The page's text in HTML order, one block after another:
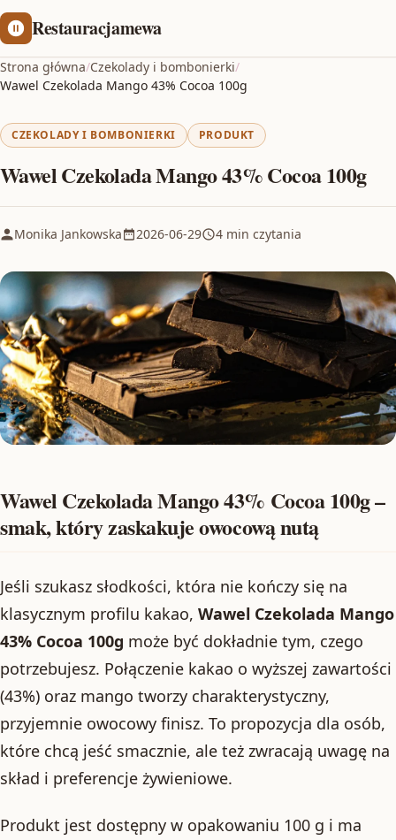
Restauracjamewa
Strona główna/Czekolady i bombonierki/
Wawel Czekolada Mango 43% Cocoa 100g
CZEKOLADY I BOMBONIERKI PRODUKT
Wawel Czekolada Mango 43% Cocoa 100g
Monika Jankowska 2026-06-29 4 min czytania
Wawel Czekolada Mango 43% Cocoa 100g –
smak, który zaskakuje owocową nutą
Jeśli szukasz słodkości, która nie kończy się na
klasycznym profilu kakao, Wawel Czekolada Mango
43% Cocoa 100g może być dokładnie tym, czego
potrzebujesz. Połączenie kakao o wyższej zawartości
(43%) oraz mango tworzy charakterystyczny,
przyjemnie owocowy finisz. To propozycja dla osób,
które chcą jeść smacznie, ale też zwracają uwagę na
skład i preferencje żywieniowe.
Produkt jest dostępny w opakowaniu 100 g i ma